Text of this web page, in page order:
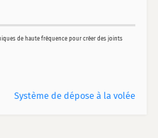
de haute fréquence pour créer des joints
Système de dépose à la volée